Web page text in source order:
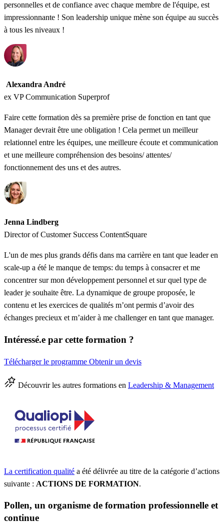
personnelles et de confiance avec chaque membre de l'équipe, est
impressionnante ! Son leadership unique mène son équipe au succès
à tous les niveaux !
Alexandra André
ex VP Communication Superprof
Faire cette formation dès sa première prise de fonction en tant que
Manager devrait être une obligation ! Cela permet un meilleur
relationnel entre les équipes, une meilleure écoute et communication
et une meilleure compréhension des besoins/ attentes/
fonctionnement des uns et des autres.
Jenna Lindberg
Director of Customer Success ContentSquare
L'un de mes plus grands défis dans ma carrière en tant que leader en
scale-up a été le manque de temps: du temps à consacrer et me
concentrer sur mon développement personnel et sur quel type de
leader je souhaite être. La dynamique de groupe proposée, le
contenu et les exercices de qualités m’ont permis d’avoir des
échanges precieux et m’aider à me challenger en tant que manager.
Intéressé.e par cette formation ?
Télécharger le programme Obtenir un devis
Découvrir les autres formations en Leadership & Management
La certification qualité a été délivrée au titre de la catégorie d’actions
suivante : ACTIONS DE FORMATION.
Pollen, un organisme de formation professionnelle et
continue